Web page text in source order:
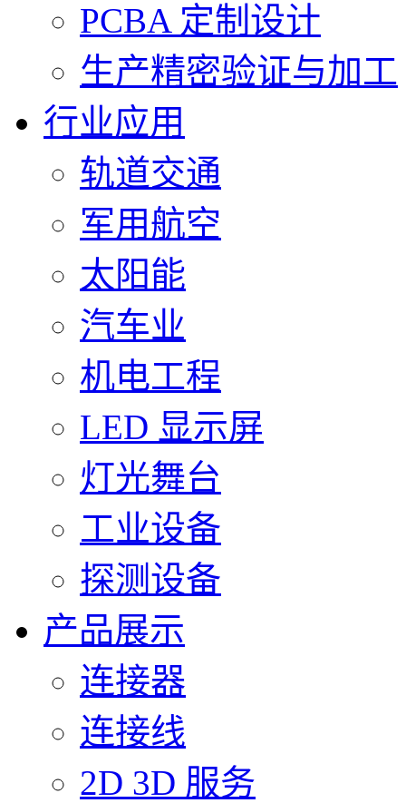
PCBA 定制设计
生产精密验证与加工
行业应用
轨道交通
军用航空
太阳能
汽车业
机电工程
LED 显示屏
灯光舞台
工业设备
探测设备
产品展示
连接器
连接线
2D 3D 服务